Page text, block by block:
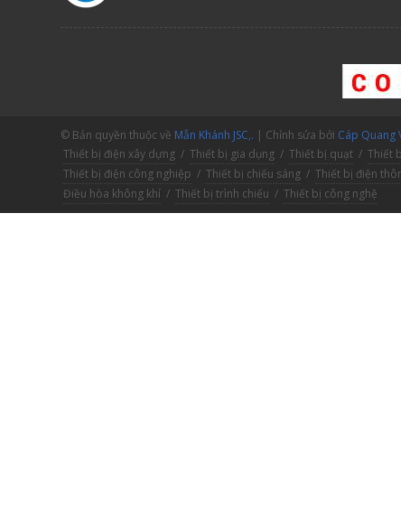
© Bản quyền thuộc về Mẫn Khánh JSC,. | Chỉnh sửa bởi Cáp Quang
Thiết bị điện xây dựng / Thiết bị gia dụng / Thiết bị quạt / Thiết
Thiết bị điện công nghiệp / Thiết bị chiếu sáng / Thiết bị điện
Điều hòa không khí / Thiết bị trình chiếu / Thiết bị công nghệ